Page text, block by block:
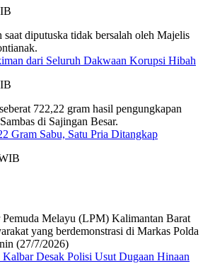
dari Seluruh Dakwaan Korupsi Hibah
Gram Sabu, Satu Pria Ditangkap
Desak Polisi Usut Dugaan Hinaan